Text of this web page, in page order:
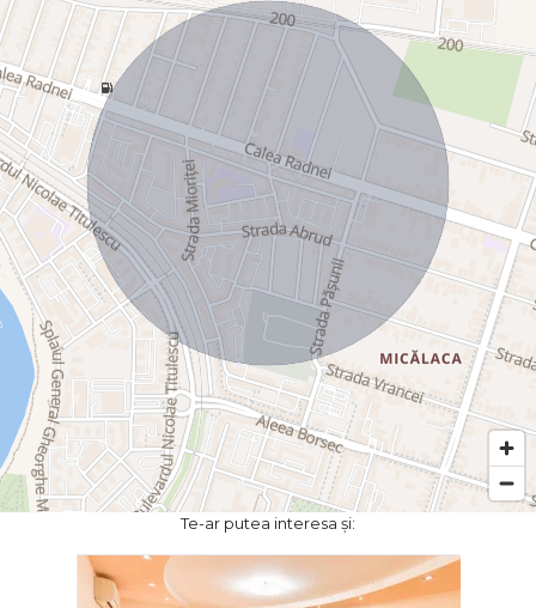
Te-ar putea interesa și: